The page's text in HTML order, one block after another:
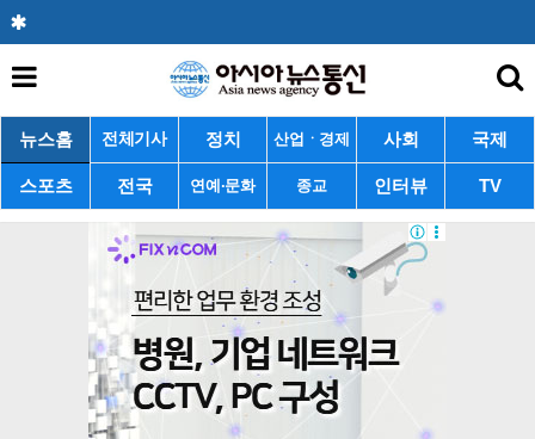
뉴스홈 전체기사 정치 산업ㆍ경제 사회 국제
스포츠 전국 연예·문화 종교 인터뷰 TV